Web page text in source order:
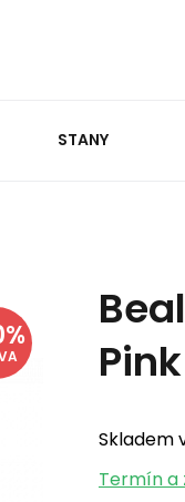
STANY
%
Pink
Skladem
Termín a